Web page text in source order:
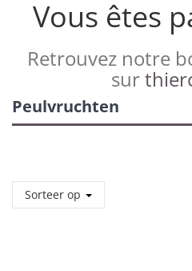
Vous êtes
Retrouvez notre
sur
Peulvruchten
Sorteer op